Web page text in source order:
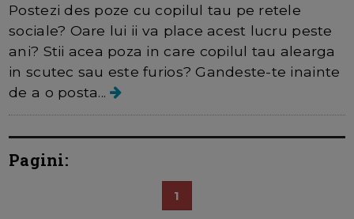
Postezi des poze cu copilul tau pe retele
sociale? Oare lui ii va place acest lucru peste
ani? Stii acea poza in care copilul tau alearga
in scutec sau este furios? Gandeste-te inainte
de a o posta...
Pagini:
1